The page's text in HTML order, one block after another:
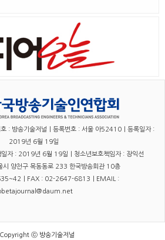
: 방송기술저널｜등록번호 : 서울 아52410｜등록일자 :
2019년 6월 19일
일자 : 2019년 6월 19일｜청소년보호책임자 : 장익선
양천구 목동동로 233 한국방송회관 10층
｜FAX : 02-2647-6813｜EMAIL :
ⓒ 방송기술저널